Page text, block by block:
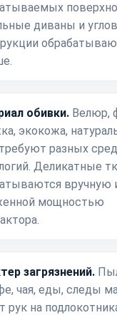
диваны и
обивки. Велюр,
экокожа,
разных
Деликатные
вручную
мощностью
загрязнений.
чая, еды, следы
рук на